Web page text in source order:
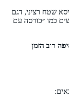
שטח רציני, דגם
כמו ״כורסה עם
רוב הזמן